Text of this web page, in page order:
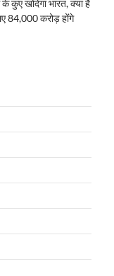
कुएं खोदेगा भारत, क्या है
84,000 करोड़ होंगे